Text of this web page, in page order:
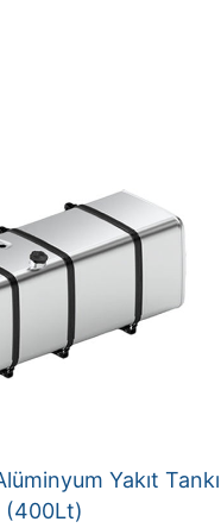
Yakıt Tankı
(400Lt)